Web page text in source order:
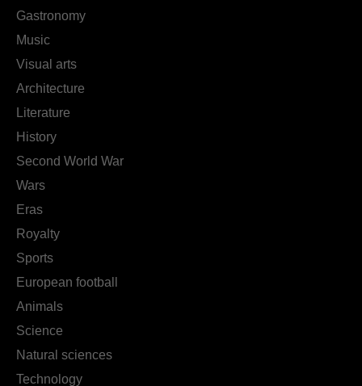
Gastronomy
Music
Visual arts
Architecture
Literature
History
Second World War
Wars
Eras
Royalty
Sports
European football
Animals
Science
Natural sciences
Technology